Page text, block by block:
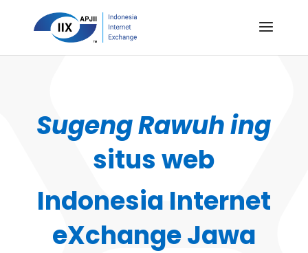
Sugeng Rawuh ing
situs web
Indonesia Internet
eXchange Jawa